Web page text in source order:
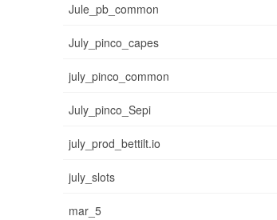
Jule_pb_common
July_pinco_capes
july_pinco_common
July_pinco_Sepi
july_prod_bettilt.io
july_slots
mar_5